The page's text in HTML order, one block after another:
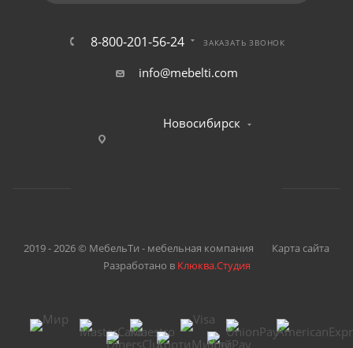
8-800-201-56-24 ЗАКАЗАТЬ ЗВОНОК
info@mebelti.com
Новосибирск
2019 - 2026 © МебельТи - мебельная компания
Карта сайта
Разработано в Клюква.Студия